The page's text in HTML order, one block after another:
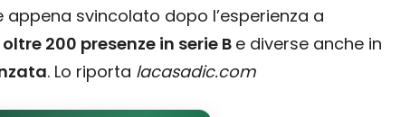
appena svincolato dopo l’esperienza a
200 presenze in serie B e diverse anche in
. Lo riporta lacasadic.com